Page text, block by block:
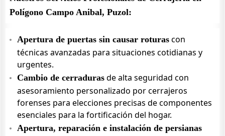
Polígono Campo Anibal, Puzol:
Apertura de puertas sin causar roturas con
técnicas avanzadas para situaciones cotidianas y
urgentes.
Cambio de cerraduras de alta seguridad con
asesoramiento personalizado por cerrajeros
forenses para elecciones precisas de componentes
esenciales para la fortificación del hogar.
Apertura, reparación e instalación de persianas